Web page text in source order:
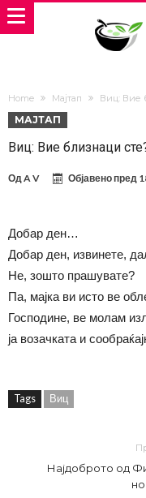
Home Мајтап Виц: Вие
МАЈТАП
Виц: Вие близнаци
ОдA V Објавено пред
Добар ден…
Добар ден, извинете,
Не, зошто прашувате?
Па, мајка ви исто ве
Господине, ве молам
ја возачката и
Tags Виц
Најдоброто од